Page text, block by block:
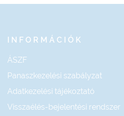
INFORMÁCIÓK
ÁSZF
Panaszkezelési szabályzat
Adatkezelési tájékoztató
Visszaélés-bejelentési rendszer